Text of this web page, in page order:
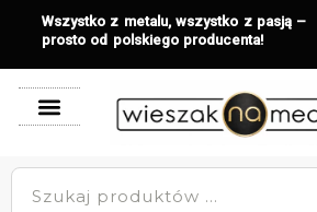
Wszystko z metalu, wszystko z pasją –
prosto od polskiego producenta!